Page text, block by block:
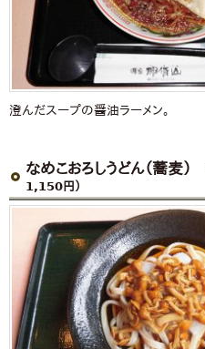
澄んだスープの醤油ラーメン。
なめこおろしうどん（蕎麦）
1,150円）